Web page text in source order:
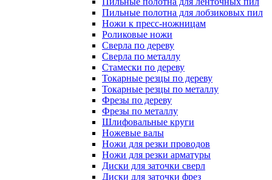
Пильные полотна для лобзиковых пил
Ножи к пресс-ножницам
Роликовые ножи
Сверла по дереву
Сверла по металлу
Стамески по дереву
Токарные резцы по дереву
Токарные резцы по металлу
Фрезы по дереву
Фрезы по металлу
Шлифовальные круги
Ножевые валы
Ножи для резки проводов
Ножи для резки арматуры
Диски для заточки сверл
Диски для заточки фрез